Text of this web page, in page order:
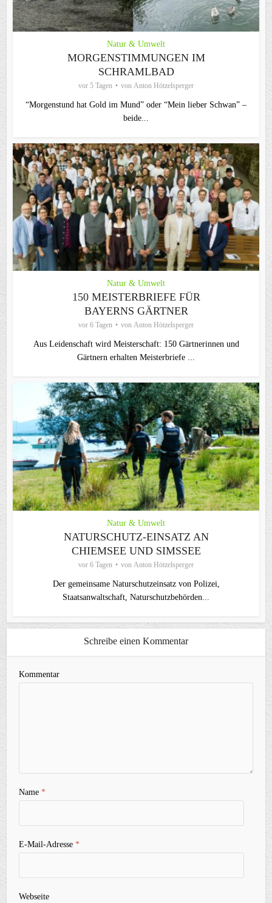
Natur & Umwelt
MORGENSTIMMUNGEN IM
SCHRAMLBAD
vor 5 Tagen von Anton Hötzelsperger
“Morgenstund hat Gold im Mund” oder “Mein lieber Schwan” –
beide...
Natur & Umwelt
150 MEISTERBRIEFE FÜR
BAYERNS GÄRTNER
vor 6 Tagen von Anton Hötzelsperger
Aus Leidenschaft wird Meisterschaft: 150 Gärtnerinnen und
Gärtnern erhalten Meisterbriefe ...
Natur & Umwelt
NATURSCHUTZ-EINSATZ AN
CHIEMSEE UND SIMSSEE
vor 6 Tagen von Anton Hötzelsperger
Der gemeinsame Naturschutzeinsatz von Polizei,
Staatsanwaltschaft, Naturschutzbehörden...
Schreibe einen Kommentar
Kommentar
Name*
E-Mail-Adresse*
Webseite